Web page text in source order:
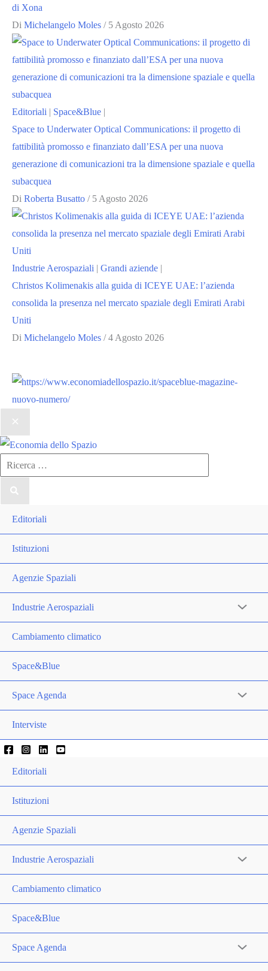
di Xona
Di Michelangelo Moles / 5 Agosto 2026
Editoriali | Space&Blue |
Space to Underwater Optical Communications: il progetto di
fattibilità promosso e finanziato dall’ESA per una nuova
generazione di comunicazioni tra la dimensione spaziale e quella
subacquea
Di Roberta Busatto / 5 Agosto 2026
Industrie Aerospaziali | Grandi aziende |
Christos Kolimenakis alla guida di ICEYE UAE: l’azienda
consolida la presenza nel mercato spaziale degli Emirati Arabi
Uniti
Di Michelangelo Moles /4 Agosto 2026
Ricerca
per:
Editoriali
Istituzioni
Agenzie Spaziali
Industrie Aerospaziali
Cambiamento climatico
Space&Blue
Space Agenda
Interviste
Editoriali
Istituzioni
Agenzie Spaziali
Industrie Aerospaziali
Cambiamento climatico
Space&Blue
Space Agenda